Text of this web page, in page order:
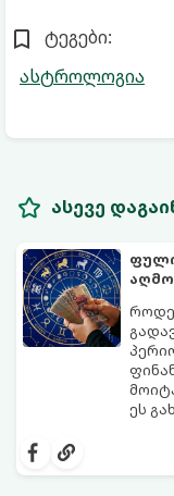
ტეგები:
ასტროლოგია
ასევე
ეს